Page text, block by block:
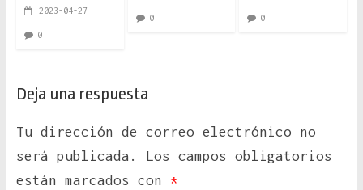
2023-04-27
0
0 0
Deja una respuesta
Tu dirección de correo electrónico no
será publicada.
Los campos obligatorios
están marcados con *